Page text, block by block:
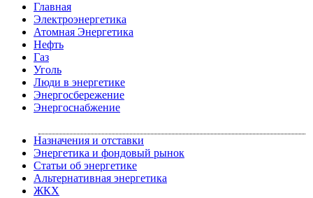
Главная
Электроэнергетика
Атомная Энергетика
Нефть
Газ
Уголь
Люди в энергетике
Энергосбережение
Энергоснабжение
Назначения и отставки
Энергетика и фондовый рынок
Статьи об энергетике
Альтернативная энергетика
ЖКХ